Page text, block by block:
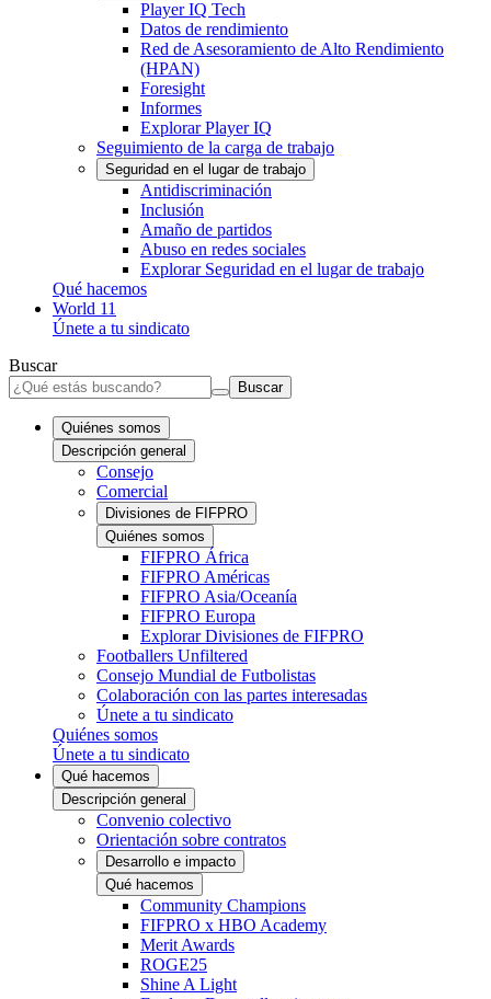
Player IQ Tech
Datos de rendimiento
Red de Asesoramiento de Alto Rendimiento
(HPAN)
Foresight
Informes
Explorar Player IQ
Seguimiento de la carga de trabajo
Seguridad en el lugar de trabajo
Antidiscriminación
Inclusión
Amaño de partidos
Abuso en redes sociales
Explorar Seguridad en el lugar de trabajo
Qué hacemos
World 11
Únete a tu sindicato
Buscar
Buscar
Quiénes somos
Descripción general
Consejo
Comercial
Divisiones de FIFPRO
Quiénes somos
FIFPRO África
FIFPRO Américas
FIFPRO Asia/Oceanía
FIFPRO Europa
Explorar Divisiones de FIFPRO
Footballers Unfiltered
Consejo Mundial de Futbolistas
Colaboración con las partes interesadas
Únete a tu sindicato
Quiénes somos
Únete a tu sindicato
Qué hacemos
Descripción general
Convenio colectivo
Orientación sobre contratos
Desarrollo e impacto
Qué hacemos
Community Champions
FIFPRO x HBO Academy
Merit Awards
ROGE25
Shine A Light